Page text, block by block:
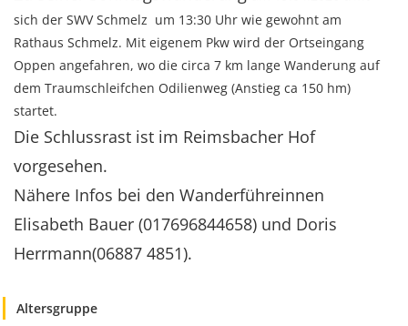
Heimatpreis
WANDERN
Unsere Wege im
Lehrgänge
Wandertipps
Aktivitätenübersicht
Mitgliedschaft
sich der SWV Schmelz um 13:30 Uhr wie gewohnt am
Rathaus Schmelz. Mit eigenem Pkw wird der Ortseingang
Oppen angefahren, wo die circa 7 km lange Wanderung auf
dem Traumschleifchen Odilienweg (Anstieg ca 150 hm)
startet.
Die Schlussrast ist im Reimsbacher Hof
vorgesehen.
Nähere Infos bei den Wanderführeinnen
Elisabeth Bauer (017696844658) und Doris
Herrmann(06887 4851).
Altersgruppe